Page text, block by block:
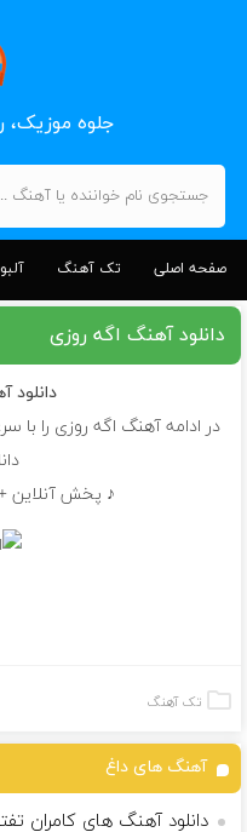
جلوه موزیک،
صفحه اصلی تک آهنگ
دانلود آهنگ اگه روزی
دانلود
در ادامه آهنگ اگه روزی را با
♪ پخش آنلاین +
تک آهنگ
آهنگ های داغ
دانلود آهنگ های کامران